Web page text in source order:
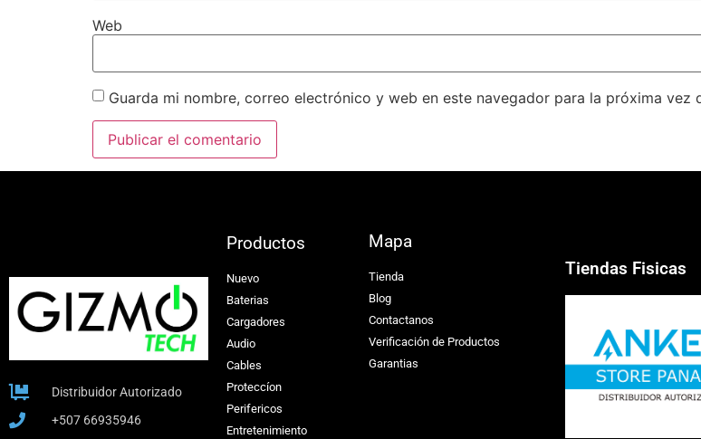
Web
Guarda mi nombre, correo electrónico y web en este navegador para la próxima vez
Distribuidor Autorizado
+507 66935946
Productos
Nuevo
Baterias
Cargadores
Audio
Cables
Proteccíon
Perifericos
Entretenimiento
Mapa
Tienda
Blog
Contactanos
Verificación de Productos
Garantias
Tiendas Fisicas